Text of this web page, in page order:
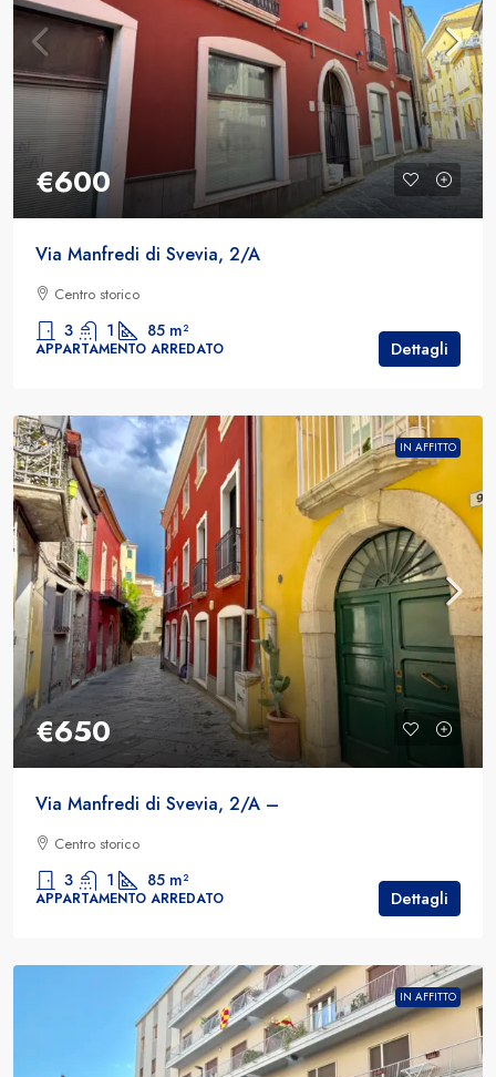
€600
Via Manfredi di Svevia, 2/A
Centro storico
3 1 85 m²
APPARTAMENTO ARREDATO Dettagli
IN AFFITTO
€650
Via Manfredi di Svevia, 2/A –
Centro storico
3 1 85 m²
APPARTAMENTO ARREDATO Dettagli
IN AFFITTO